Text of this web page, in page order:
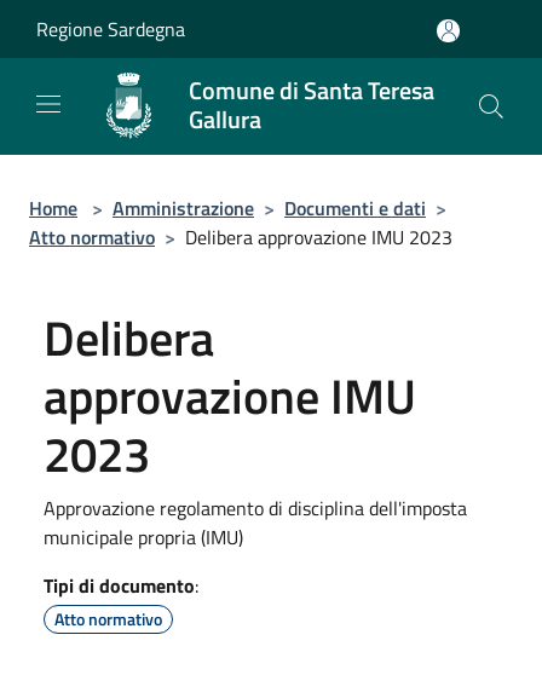
Regione Sardegna
Comune di Santa Teresa
Gallura
Home > Amministrazione > Documenti e dati >
Atto normativo > Delibera approvazione IMU 2023
Delibera
approvazione IMU
2023
Approvazione regolamento di disciplina dell'imposta
municipale propria (IMU)
Tipi di documento:
Atto normativo